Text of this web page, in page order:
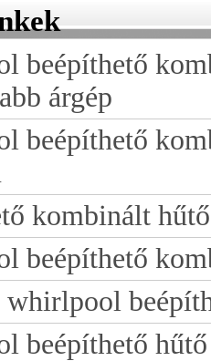
beépíthető
árgép
beépíthető
kombinált
beépíthető
whirlpool
beépíthető hűtő